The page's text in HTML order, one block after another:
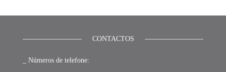
CONTACTOS
_ Números de telefone: